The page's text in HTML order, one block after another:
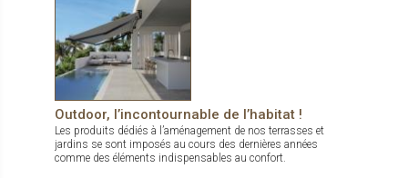
Outdoor, l’incontournable de l’habitat !
Les produits dédiés à l’aménagement de nos terrasses et
jardins se sont imposés au cours des dernières années
comme des éléments indispensables au confort.